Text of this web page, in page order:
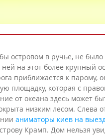
островом в ручье, не
на этот более крупный
приближается к парому,
площадку, которая с
от океана здесь может
низким лесом. Слева
аниматоры киев на
Крамп. Дом нельзя